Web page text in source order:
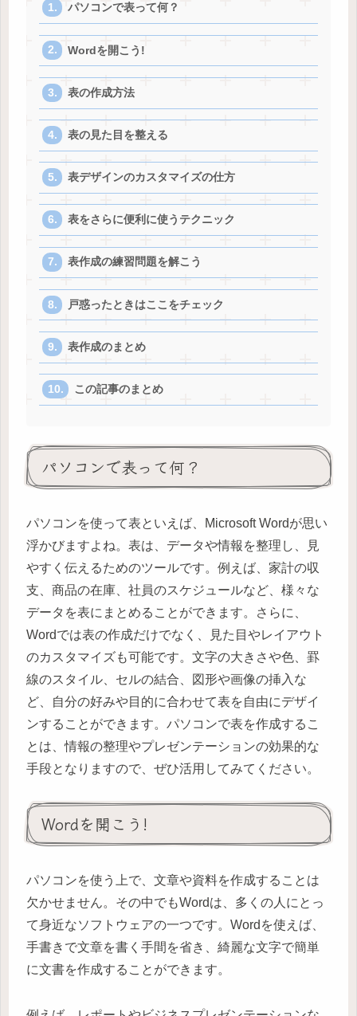
パソコンで表って何？
Wordを開こう!
表の作成方法
表の見た目を整える
表デザインのカスタマイズの仕方
表をさらに便利に使うテクニック
表作成の練習問題を解こう
戸惑ったときはここをチェック
表作成のまとめ
この記事のまとめ
パソコンで表って何？
パソコンを使って表といえば、Microsoft Wordが思い
浮かびますよね。表は、データや情報を整理し、見
やすく伝えるためのツールです。例えば、家計の収
支、商品の在庫、社員のスケジュールなど、様々な
データを表にまとめることができます。さらに、
Wordでは表の作成だけでなく、見た目やレイアウト
のカスタマイズも可能です。文字の大きさや色、罫
線のスタイル、セルの結合、図形や画像の挿入な
ど、自分の好みや目的に合わせて表を自由にデザイ
ンすることができます。パソコンで表を作成するこ
とは、情報の整理やプレゼンテーションの効果的な
手段となりますので、ぜひ活用してみてください。
Wordを開こう!
パソコンを使う上で、文章や資料を作成することは
欠かせません。その中でもWordは、多くの人にとっ
て身近なソフトウェアの一つです。Wordを使えば、
手書きで文章を書く手間を省き、綺麗な文字で簡単
に文書を作成することができます。